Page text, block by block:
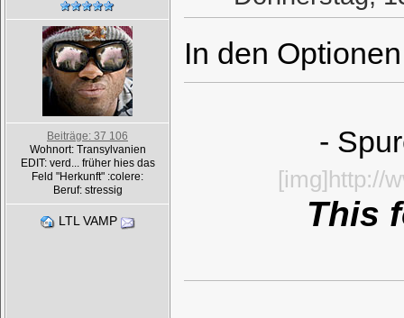
Beiträge: 37 106
Wohnort: Transylvanien
EDIT: verd... früher hies das
Feld "Herkunft" :colere:
Beruf: stressig
LTL VAMP
In den
-
[img]http://
This